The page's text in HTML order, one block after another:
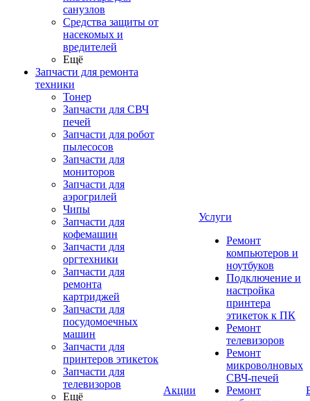
санузлов
Средства защиты от
насекомых и
вредителей
Ещё
Запчасти для ремонта
техники
Тонер
Запчасти для СВЧ
печей
Запчасти для робот
пылесосов
Запчасти для
мониторов
Запчасти для
аэрогрилей
Чипы
Запчасти для
кофемашин
Запчасти для
оргтехники
Запчасти для
ремонта
картриджей
Запчасти для
посудомоечных
машин
Запчасти для
принтеров этикеток
Запчасти для
телевизоров
Ещё
Акции
Услуги
Ремонт
компьютеров и
ноутбуков
Подключение и
настройка
принтера
этикеток к ПК
Ремонт
телевизоров
Ремонт
микроволновых
СВЧ-печей
Ремонт